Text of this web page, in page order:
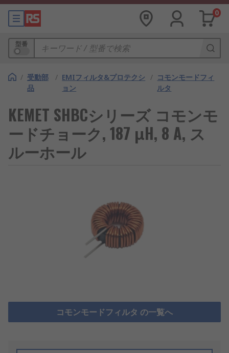
0
型番
/ 受動部
品
/ EMIフィルタ&プロテクシ
ョン
/ コモンモードフィ
ルタ
KEMET SHBCシリーズ コモンモ
ードチョーク, 187 μH, 8 A, ス
ルーホール
コモンモードフィルタ の一覧へ